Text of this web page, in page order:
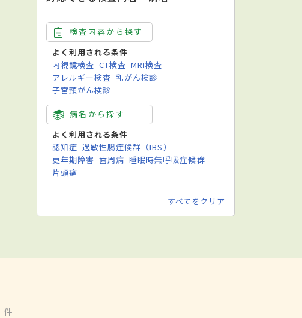
検査内容から探す
よく利用される条件
内視鏡検査 CT検査 MRI検査
アレルギー検査 乳がん検診
子宮頸がん検診
病名から探す
よく利用される条件
認知症 過敏性腸症候群（IBS）
更年期障害 歯周病 睡眠時無呼吸症候群
片頭痛
すべてをクリア
件